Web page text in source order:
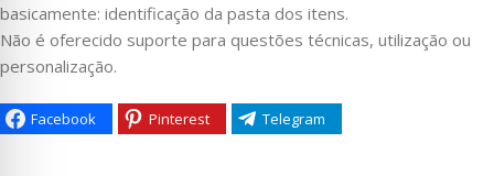
basicamente: identificação da pasta dos itens.
Não é oferecido suporte para questões técnicas, utilização ou
personalização.
Facebook Pinterest Telegram